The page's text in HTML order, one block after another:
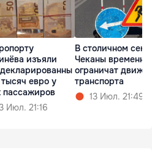
изъяли
евро у
пассажиров
Июл. 21:16
В столичном
Чеканы временно
ограничат
транспорта
13 Июл. 21:49